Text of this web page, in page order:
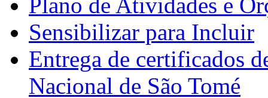
Sensibilizar para Incluir
Entrega de certificados
Nacional de São Tomé